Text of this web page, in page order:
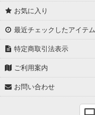
お気に入り
最近チェックしたアイテム
特定商取引法表示
ご利用案内
お問い合わせ